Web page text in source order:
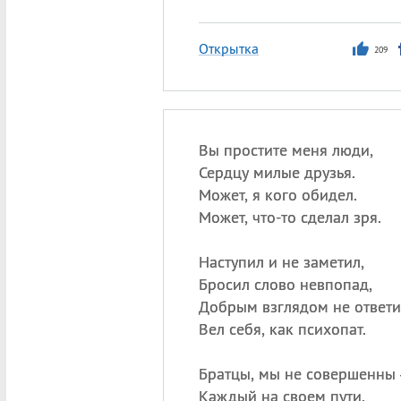
Открытка 209
Вы простите меня люди,
Сердцу милые друзья.
Может, я кого обидел.
Может, что-то сделал зря.
Наступил и не заметил,
Бросил слово невпопад,
Добрым взглядом не
Вел себя, как психопат.
Братцы, мы не
Каждый на своем пути.